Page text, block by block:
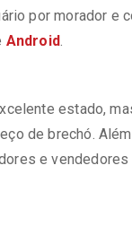
por morador
Android.
estado,
de brechó.
e